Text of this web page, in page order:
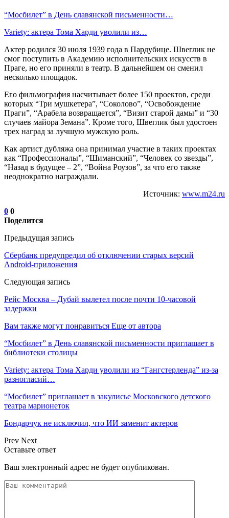
“Мосбилет” в День славянской письменности…
Variety: актера Тома Харди уволили из…
Актер родился 30 июля 1939 года в Пардубице. Швеглик не
смог поступить в Академию исполнительских искусств в
Праге, но его приняли в театр. В дальнейшем он сменил
несколько площадок.
Его фильмография насчитывает более 150 проектов, среди
которых “Три мушкетера”, “Соколово”, “Освобождение
Праги”, “Арабела возвращается”, “Визит старой дамы” и “30
случаев майора Земана”. Кроме того, Швеглик был удостоен
трех наград за лучшую мужскую роль.
Как артист дубляжа она принимал участие в таких проектах
как “Профессионалы”, “Шиманский”, “Человек со звезды”,
“Назад в будущее – 2”, “Война Роузов”, за что его также
неоднократно награждали.
Источник: www.m24.ru
0 0
Поделится
Предыдущая запись
Сбербанк предупредил об отключении старых версий
Android-приложения
Следующая запись
Рейс Москва – Дубай вылетел после почти 10-часовой
задержки
Вам также могут понравиться Еще от автора
“Мосбилет” в День славянской письменности приглашает в
библиотеки столицы
Variety: актера Тома Харди уволили из “Гангстерленда” из-за
разногласий…
“Мосбилет” приглашает в закулисье Московского детского
театра марионеток
Бондарчук не исключил, что ИИ заменит актеров
Prev Next
Оставьте ответ
Ваш электронный адрес не будет опубликован.